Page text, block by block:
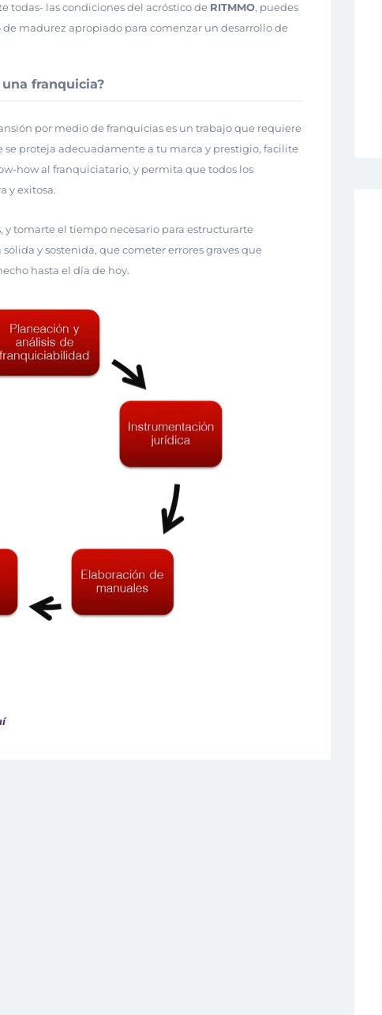
todas- las condiciones del acróstico de RITMMO, puedes
madurez apropiado para comenzar un desarrollo de
franquicia?
por medio de franquicias es un trabajo que requiere
se proteja adecuadamente a tu marca y prestigio, facilite
how al franquiciatario, y permita que todos los
y exitosa.
y tomarte el tiempo necesario para estructurarte
y sostenida, que cometer errores graves que
hasta el día de hoy.